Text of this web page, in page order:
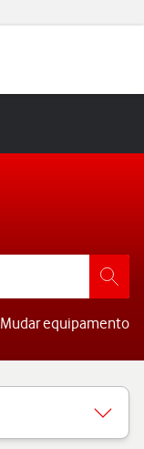
Mudar equipamento